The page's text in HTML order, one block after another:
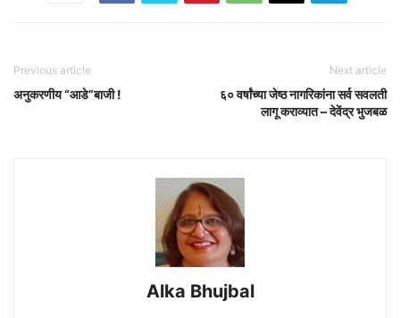
Previous article
अनुकरणीय “आडे”बाजी !
Next article
६० वर्षांच्या जेष्ठ नागरिकांना सर्व सवलती
लागू कराव्यात – देवेंद्र भुजबळ
Alka Bhujbal